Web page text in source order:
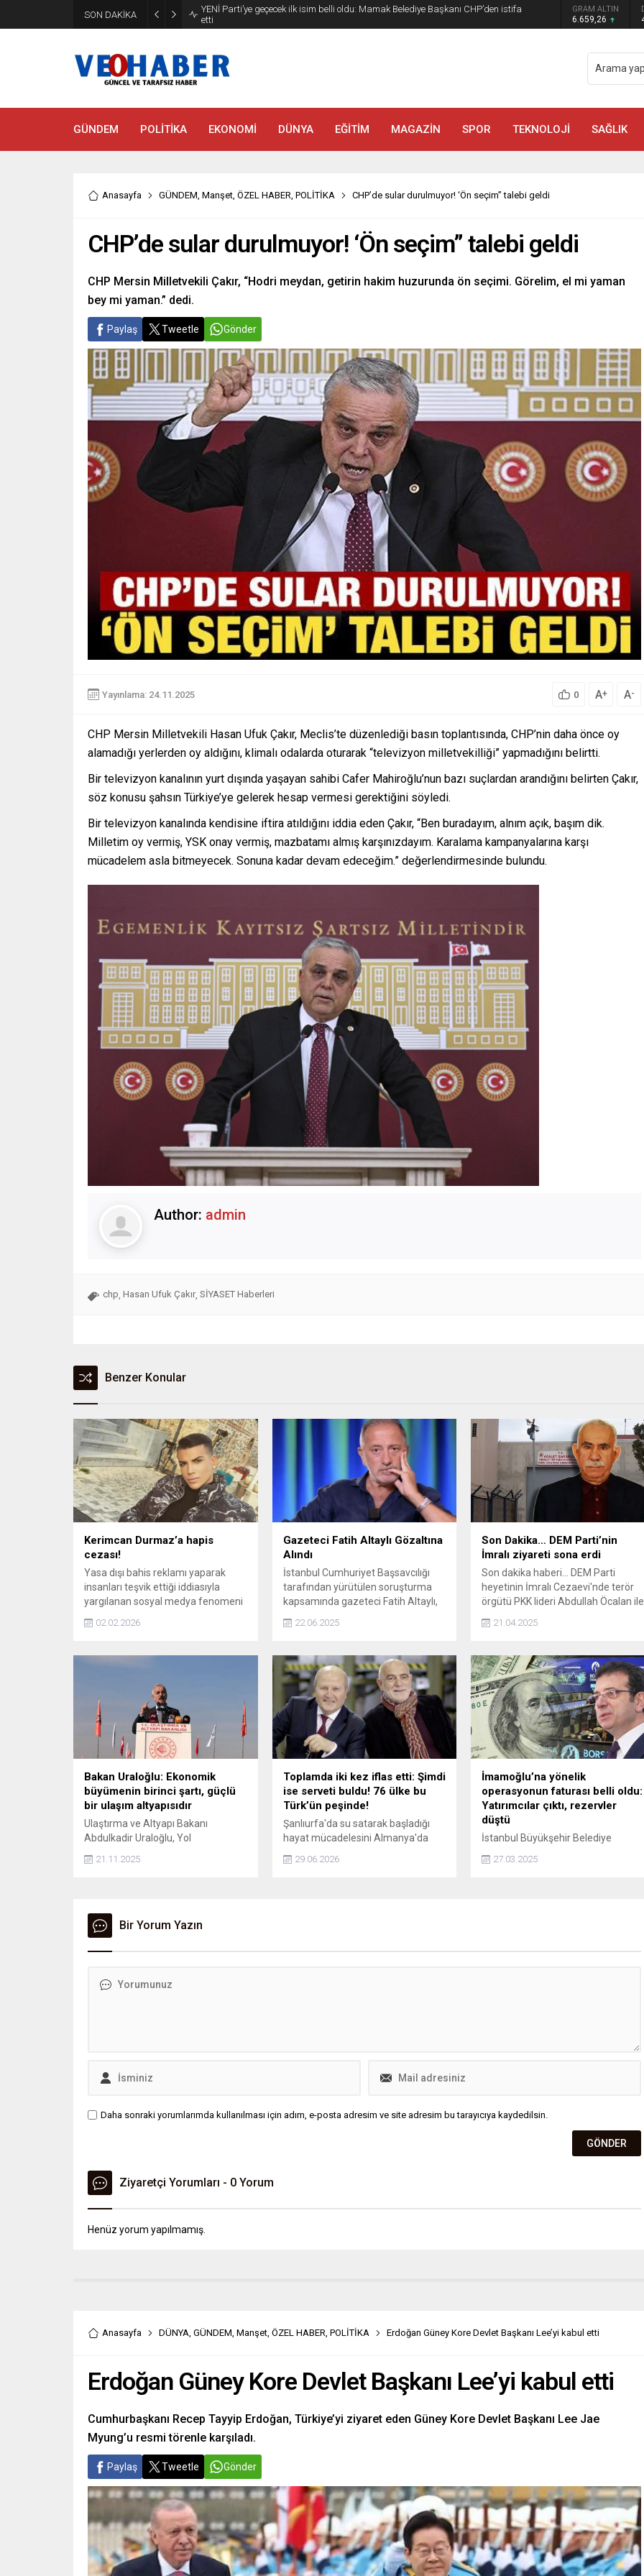
SON DAKİKA
YENİ Parti’ye geçecek ilk isim belli oldu: Mamak Belediye Başkanı CHP’den istifa
etti
GRAM ALTIN
6.659,26
GÜNDEM POLİTİKA EKONOMİ DÜNYA EĞİTİM MAGAZİN SPOR TEKNOLOJİ SAĞLIK
Anasayfa GÜNDEM, Manşet, ÖZEL HABER, POLİTİKA CHP’de sular durulmuyor! ‘Ön seçim” talebi geldi
CHP’de sular durulmuyor! ‘Ön seçim” talebi geldi
CHP Mersin Milletvekili Çakır, “Hodri meydan, getirin hakim huzurunda ön seçimi. Görelim, el mi yaman
bey mi yaman.” dedi.
Paylaş Tweetle Gönder
Yayınlama: 24.11.2025 0 A+ A-
CHP Mersin Milletvekili Hasan Ufuk Çakır, Meclis’te düzenlediği basın toplantısında, CHP’nin daha önce oy
alamadığı yerlerden oy aldığını, klimalı odalarda oturarak “televizyon milletvekilliği” yapmadığını belirtti.
Bir televizyon kanalının yurt dışında yaşayan sahibi Cafer Mahiroğlu’nun bazı suçlardan arandığını belirten Çakır,
söz konusu şahsın Türkiye’ye gelerek hesap vermesi gerektiğini söyledi.
Bir televizyon kanalında kendisine iftira atıldığını iddia eden Çakır, “Ben buradayım, alnım açık, başım dik.
Milletim oy vermiş, YSK onay vermiş, mazbatamı almış karşınızdayım. Karalama kampanyalarına karşı
mücadelem asla bitmeyecek. Sonuna kadar devam edeceğim.” değerlendirmesinde bulundu.
Author: admin
chp Hasan Ufuk Çakır SİYASET Haberleri
Benzer Konular
Kerimcan Durmaz’a hapis
cezası!
Yasa dışı bahis reklamı yaparak
insanları teşvik ettiği iddiasıyla
yargılanan sosyal medya fenomeni
cezasına çarptırıldı. Mahkeme, yurt
hükmetti.
02.02.2026
Gazeteci Fatih Altaylı Gözaltına
Alındı
İstanbul Cumhuriyet Başsavcılığı
tarafından yürütülen soruşturma
kapsamında gazeteci Fatih Altaylı,
gözaltına alındı.
22.06.2025
Son Dakika… DEM Parti’nin
İmralı ziyareti sona erdi
Son dakika haberi... DEM Parti
heyetinin İmralı Cezaevi'nde terör
örgütü PKK lideri Abdullah Öcalan ile
21.04.2025
Bakan Uraloğlu: Ekonomik
büyümenin birinci şartı, güçlü
bir ulaşım altyapısıdır
Ulaştırma ve Altyapı Bakanı
Abdulkadir Uraloğlu, Yol
medeniyettir. Sanayi, üretim,
turizm, ticaret, emniyet ve dünya ile
olmazdır” dedi.
21.11.2025
Toplamda iki kez iflas etti: Şimdi
ise serveti buldu! 76 ülke bu
Türk’ün peşinde!
Şanlıurfa'da su satarak başladığı
hayat mücadelesini Almanya'da
taçlandıran Kimya Mühendisi Müfit
Tarhan, sembolik bedelle aldığı
29.06.2026
İmamoğlu’na yönelik
operasyonun faturası belli oldu:
Yatırımcılar çıktı, rezervler
düştü
İstanbul Büyükşehir Belediye
Başkanı Ekrem İmamoğlu'na
yönelik operasyonun ardından
27.03.2025
Bir Yorum Yazın
Daha sonraki yorumlarımda kullanılması için adım, e-posta adresim ve site adresim bu tarayıcıya kaydedilsin.
Ziyaretçi Yorumları - 0 Yorum
Henüz yorum yapılmamış.
Anasayfa DÜNYA, GÜNDEM, Manşet, ÖZEL HABER, POLİTİKA Erdoğan Güney Kore Devlet Başkanı Lee’yi kabul etti
Erdoğan Güney Kore Devlet Başkanı Lee’yi kabul etti
Cumhurbaşkanı Recep Tayyip Erdoğan, Türkiye’yi ziyaret eden Güney Kore Devlet Başkanı Lee Jae
Myung’u resmi törenle karşıladı.
Paylaş Tweetle Gönder